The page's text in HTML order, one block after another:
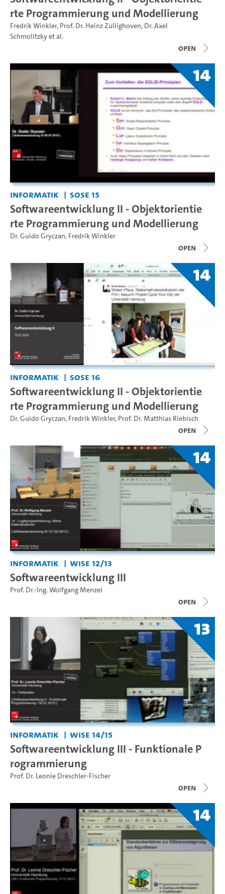
rte Programmierung und Modellierung
Fredrik Winkler, Prof. Dr. Heinz Züllighoven, Dr. Axel
Schmolitzkyet al.
open
14
Informatik SoSe 15
Softwareentwicklung II - Objektorientie
rte Programmierung und Modellierung
Dr. Guido Gryczan, Fredrik Winkler
open
14
Informatik SoSe 16
Softwareentwicklung II - Objektorientie
rte Programmierung und Modellierung
Dr. Guido Gryczan, Fredrik Winkler, Prof. Dr. Matthias Riebisch
open
14
Informatik WiSe 12/13
Softwareentwicklung III
Prof. Dr.-Ing. Wolfgang Menzel
open
13
Informatik WiSe 14/15
Softwareentwicklung III - Funktionale P
rogrammierung
Prof. Dr. Leonie Dreschler-Fischer
open
14